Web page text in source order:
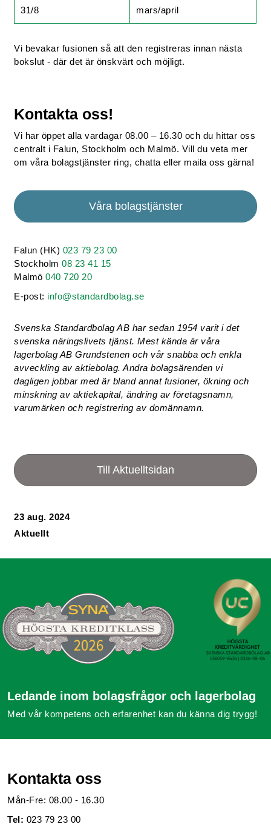
31/8 mars/april
Vi bevakar fusionen så att den registreras innan nästa
bokslut - där det är önskvärt och möjligt.
Kontakta oss!
Vi har öppet alla vardagar 08.00 – 16.30 och du hittar oss
centralt i Falun, Stockholm och Malmö. Vill du veta mer
om våra bolagstjänster ring, chatta eller maila oss gärna!
Våra bolagstjänster
Falun (HK) 023 79 23 00
Stockholm08 23 41 15
Malmö040 720 20
E-post: info@standardbolag.se
Svenska Standardbolag AB har sedan 1954 varit i det
svenska näringslivets tjänst. Mest kända är våra
lagerbolag AB Grundstenen och vår snabba och enkla
avveckling av aktiebolag. Andra bolagsärenden vi
dagligen jobbar med är bland annat fusioner, ökning och
minskning av aktiekapital, ändring av företagsnamn,
varumärken och registrering av domännamn.
Till Aktuelltsidan
23 aug. 2024
Aktuellt
Ledande inom bolagsfrågor och lagerbolag
Med vår kompetens och erfarenhet kan du känna dig trygg!
Kontakta oss
Mån-Fre: 08.00 - 16.30
Tel: 023 79 23 00